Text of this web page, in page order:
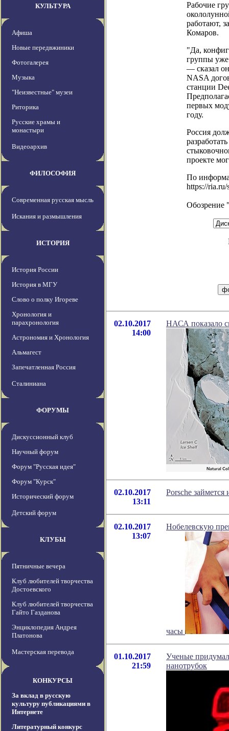
КУЛЬТУРА
Афиша
Новые передвжиники
Фотогалерея
Музыка
"Неизвестные" музеи
Риторика
Русские храмы и
монастыри
Видеоархив
ФИЛОСОФИЯ
Современная русская мысль
Искания и размышления
ИСТОРИЯ
История России
История в МГУ
Слово о полку Игореве
Хронология и
парахронология
Астрономия и Хронология
Альмагест
Запечатленная Россия
Сталиниана
ФОРУМЫ
Дискуссионный клуб
Научный форум
Форум "Русская идея"
Форум "Курск"
Исторический форум
Детский форум
КЛУБЫ
Пятничные вечера
Клуб любителей творчества
Достоевского
Клуб любителей творчества
Гайто Газданова
Энциклопедия Андрея
Платонова
Мастерская перевода
КОНКУРСЫ
За вклад в русскую
культуру публикациями в
Интернете
Литературный конкурс
Рабочие
работают,
Комаров.
"Да,
группы
— сказал
NASA
станции
первых
году.
Россия
проекте
По
https://
Обозрение
02.10.2017
14:00
НАСА показало
02.10.2017
13:11
Porsche
02.10.2017
13:07
Нобелевскую
часы
01.10.2017
21:59
Ученые
нанотрубок